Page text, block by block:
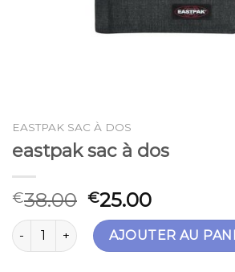
EASTPAK SAC À DOS
eastpak sac à dos
€38.00 €25.00
quantité de eastpak sac à dos
AJOUTER AU